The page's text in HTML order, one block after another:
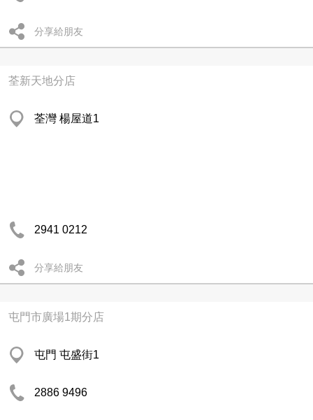
分享給朋友
荃新天地分店
荃灣 楊屋道1
2941 0212
分享給朋友
屯門市廣場1期分店
屯門 屯盛街1
2886 9496